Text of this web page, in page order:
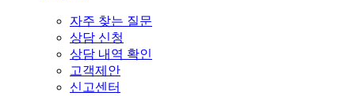
자주 찾는 질문
상담 신청
상담 내역 확인
고객제안
신고센터